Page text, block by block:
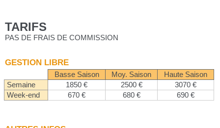
TARIFS
PAS DE FRAIS DE COMMISSION
GESTION LIBRE
Basse Saison Moy. Saison
Haute Saison
Semaine
1850 € 2500 €
3070 €
Week-end
670 € 680 € 690 €